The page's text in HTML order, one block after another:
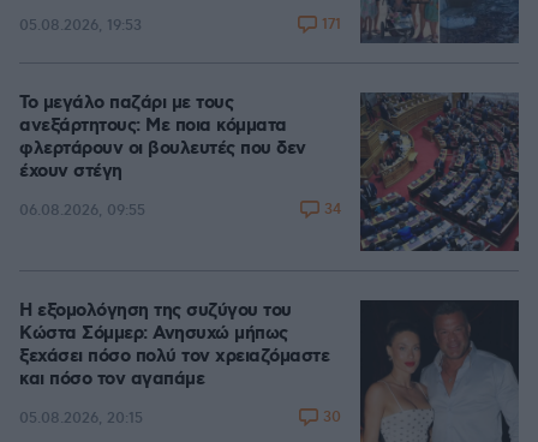
05.08.2026, 19:53 171
Το μεγάλο παζάρι με τους
ανεξάρτητους: Με ποια κόμματα
φλερτάρουν οι βουλευτές που δεν
έχουν στέγη
06.08.2026, 09:55 34
Η εξομολόγηση της συζύγου του
Κώστα Σόμμερ: Ανησυχώ μήπως
ξεχάσει πόσο πολύ τον χρειαζόμαστε
και πόσο τον αγαπάμε
05.08.2026, 20:15 30